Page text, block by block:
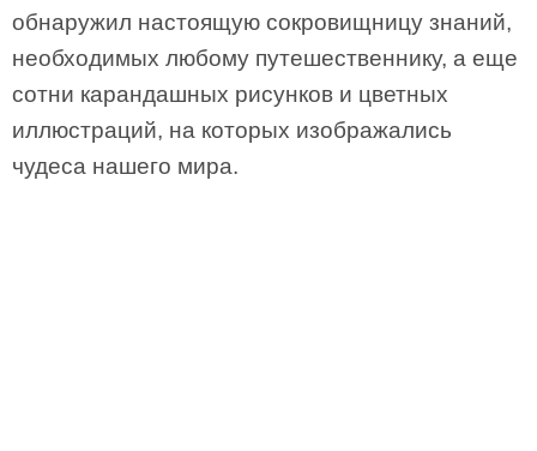
обнаружил настоящую сокровищницу знаний,
необходимых любому путешественнику, а еще
сотни карандашных рисунков и цветных
иллюстраций, на которых изображались
чудеса нашего мира.